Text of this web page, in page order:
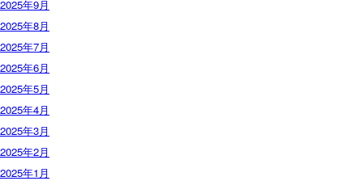
2025年9月
2025年8月
2025年7月
2025年6月
2025年5月
2025年4月
2025年3月
2025年2月
2025年1月